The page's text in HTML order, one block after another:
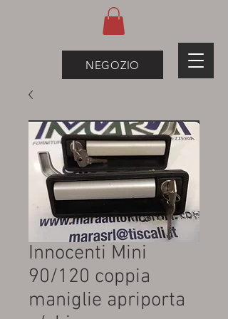
NEGOZIO
Innocenti Mini
90/120 coppia
maniglie apriporta